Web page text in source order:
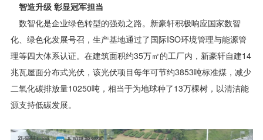
智造升级 彰显冠军担当
数智化是企业绿色转型的强劲之路。新豪轩积极响应国家数智
化、绿色化发展号召，生产基地通过了国际ISO环境管理与能源管
理等四大体系认证。在建筑面积约35万㎡的工厂内，新豪轩自建14
兆瓦屋面分布式光伏，该光伏项目每年可节约3853吨标准煤，减少
二氧化碳排放量10250吨，相当于为地球种了13万棵树，以清洁能
源支持低碳发展。